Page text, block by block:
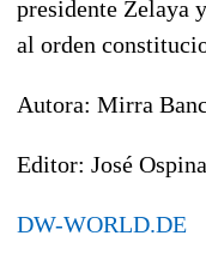
presidente Zelaya
al orden
Autora: Mirra
Editor: José
DW-WORLD.DE